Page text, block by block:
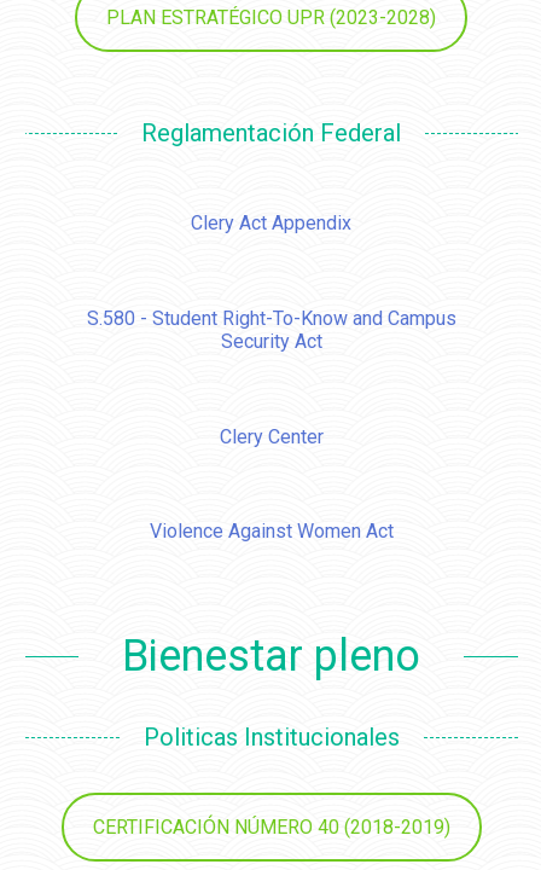
PLAN ESTRATÉGICO UPR (2023-2028)
Reglamentación Federal
Clery Act Appendix
S.580 - Student Right-To-Know and Campus
Security Act
Clery Center
Violence Against Women Act
Bienestar pleno
Politicas Institucionales
CERTIFICACIÓN NÚMERO 40 (2018-2019)